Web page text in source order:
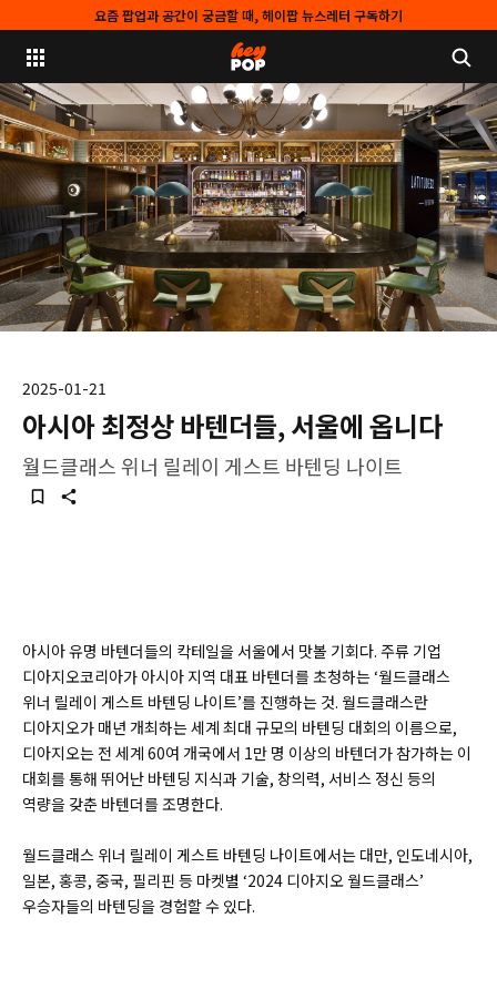
요즘 팝업과 공간이 궁금할 때, 헤이팝 뉴스레터 구독하기
2025-01-21
아시아 최정상 바텐더들, 서울에 옵니다
월드클래스 위너 릴레이 게스트 바텐딩 나이트
아시아 유명 바텐더들의 칵테일을 서울에서 맛볼 기회다. 주류 기업
디아지오코리아가 아시아 지역 대표 바텐더를 초청하는 ‘월드클래스
위너 릴레이 게스트 바텐딩 나이트’를 진행하는 것. 월드클래스란
디아지오가 매년 개최하는 세계 최대 규모의 바텐딩 대회의 이름으로,
디아지오는 전 세계 60여 개국에서 1만 명 이상의 바텐더가 참가하는 이
대회를 통해 뛰어난 바텐딩 지식과 기술, 창의력, 서비스 정신 등의
역량을 갖춘 바텐더를 조명한다.
월드클래스 위너 릴레이 게스트 바텐딩 나이트에서는 대만, 인도네시아,
일본, 홍콩, 중국, 필리핀 등 마켓별 ‘2024 디아지오 월드클래스’
우승자들의 바텐딩을 경험할 수 있다.